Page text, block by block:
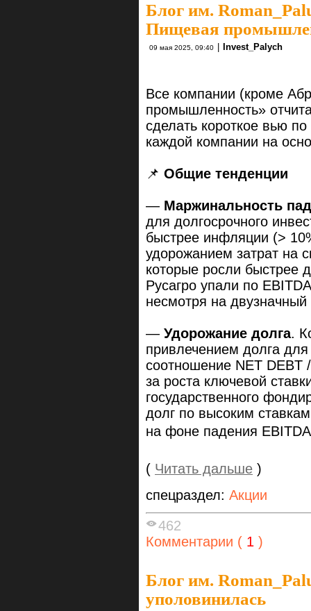
Блог им.
Пищевая
09 мая 2025, 09:40 Invest_Palych
Все компании (кроме
промышленность»
сделать короткое вью
каждой компании на
📌 Общие тенденции
— Маржинальность
для долгосрочного
быстрее инфляции (>
удорожанием затрат на
которые росли быстрее
Русагро упали по
несмотря на
— Удорожание долга.
привлечением долга
cоотношение NET DEBT
за роста ключевой
государственного
долг по высоким
на фоне падения
( Читать дальше )
спецраздел: Акции
462
Комментарии ( 1 )
Блог им.
уполовинилась